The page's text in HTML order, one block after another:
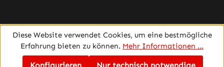
Diese Website verwendet Cookies, um eine bestmögliche
Erfahrung bieten zu können. Mehr Informationen ...